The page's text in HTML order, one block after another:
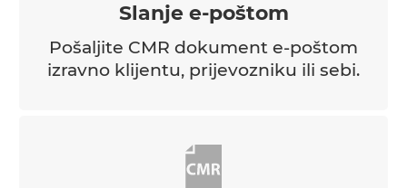
Slanje e-poštom
Pošaljite CMR dokument e-poštom
izravno klijentu, prijevozniku ili sebi.